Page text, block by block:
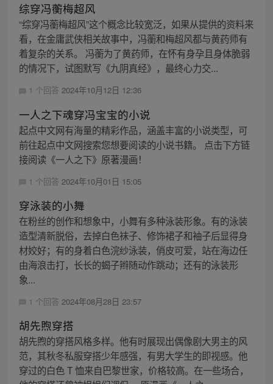
综穿冯蘅梅超风
“综穿冯蘅梅超风”这个概念比较宽泛，如果从提供的资料来
看，在金庸武侠相关故事中，冯蘅和梅超风都与黄药师有
着复杂的关系。 冯蘅为了黄药师，在怀有身孕且身体脆弱
的情况下，试图默写《九阴真经》，最终心力交...
1 个回答 2024年10月12日 12:36
一人之下魂穿冯宝宝的小说
起点中文网有海量的精彩作品，涵盖丰富的小说类型，可
前往起点中文网搜索您想要阅读的小说书籍。 点击下方链
接阅读《一人之下》原著漫画！
1 个回答 2024年10月01日 15:05
穿泳装的小舞
在粉丝的创作和想象中，小舞有多种泳装形象。有的泳装
造型清新脱俗，去掉白色袜子、修饰裙子和袖子后显得身
材姣好；有的身着白色浣纱泳装，俏皮可爱，站在海边任
由海浪击打，长长的蝎子辫随动作跳动；还有的泳装形
象...
1 个回答 2024年08月28日 23:57
胡先煦穿搭
胡先煦的穿搭风格多样。他有时展现出偶像剧大男主的风
范，其秋冬私服穿搭少年感强，有男大学生的即视感。他
穿过的白色 T 恤来自巴黎世家，价格较高。在一些场合，